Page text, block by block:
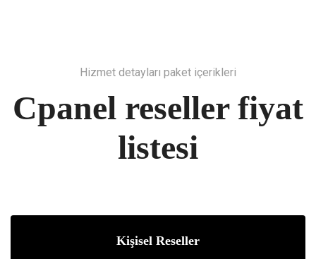
Hizmet detayları paket içerikleri
Cpanel reseller fiyat
listesi
Kişisel Reseller